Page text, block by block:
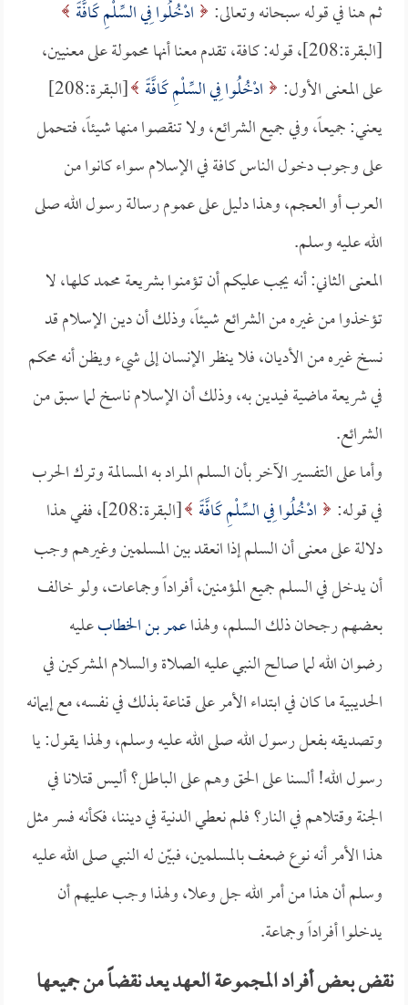
ثم هنا في قوله سبحانه وتعالى:
ادْخُلُوا فِي السِّلْمِ كَافَّةً
[البقرة:208]، قوله: كافة، تقدم معنا أنها محمولة على معنيين،
على المعنى الأول:
ادْخُلُوا فِي السِّلْمِ كَافَّةً
[البقرة:208]
يعني: جميعاً، وفي جميع الشرائع، ولا تنقصوا منها شيئاً، فتحمل
على وجوب دخول الناس كافة في الإسلام سواء كانوا من
العرب أو العجم، وهذا دليل على عموم رسالة رسول الله صلى
الله عليه وسلم.
المعنى الثاني: أنه يجب عليكم أن تؤمنوا بشريعة محمد كلها، لا
تؤخذوا من غيره من الشرائع شيئاً، وذلك أن دين الإسلام قد
نسخ غيره من الأديان، فلا ينظر الإنسان إلى شيء ويظن أنه محكم
في شريعة ماضية فيدين به، وذلك أن الإسلام ناسخ لما سبق من
الشرائع.
وأما على التفسير الآخر بأن السلم المراد به المسالمة وترك الحرب
في قوله:
ادْخُلُوا فِي السِّلْمِ كَافَّةً
[البقرة:208]، ففي هذا
دلالة على معنى أن السلم إذا انعقد بين المسلمين وغيرهم وجب
أن يدخل في السلم جميع المؤمنين، أفراداً وجماعات، ولو خالف
بعضهم رجحان ذلك السلم، ولهذاعمر بن الخطابعليه
رضوان الله لما صالح النبي عليه الصلاة والسلام المشركين في
الحديبية ما كان في ابتداء الأمر على قناعة بذلك في نفسه، مع إيمانه
وتصديقه بفعل رسول الله صلى الله عليه وسلم، ولهذا يقول: يا
رسول الله! ألسنا على الحق وهم على الباطل؟ أليس قتلانا في
الجنة وقتلاهم في النار؟ فلم نعطي الدنية في ديننا، فكأنه فسر مثل
هذا الأمر أنه نوع ضعف بالمسلمين، فبيّن له النبي صلى الله عليه
وسلم أن هذا من أمر الله جل وعلا، ولهذا وجب عليهم أن
يدخلوا أفراداً وجماعة.
نقض بعض أفراد المجموعة العهد يعد نقضاً من جميعها